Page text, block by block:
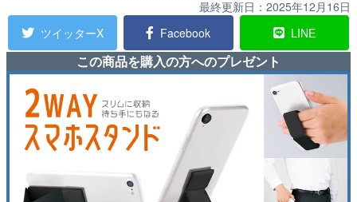
最終更新日： 2025年12月16日
ツイッターX
Facebook LINE
この商品を購入の方へのプレゼント